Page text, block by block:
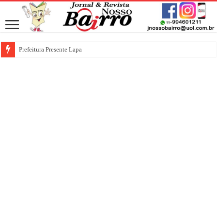
Prefeitura Presente Lapa